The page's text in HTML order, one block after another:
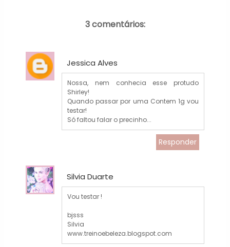
3 comentários:
Jessica Alves
Nossa, nem conhecia esse protudo
Shirley!
Quando passar por uma Contem 1g vou
testar!
Só faltou falar o precinho...
Responder
Silvia Duarte
Vou testar !
bjsss
Silvia
www.treinoebeleza.blogspot.com